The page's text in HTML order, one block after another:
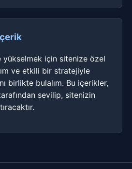
yükselmek için sitenize özel
ve etkili bir stratejiyle
birlikte bulalım. Bu içerikler,
sevilip, sitenizin